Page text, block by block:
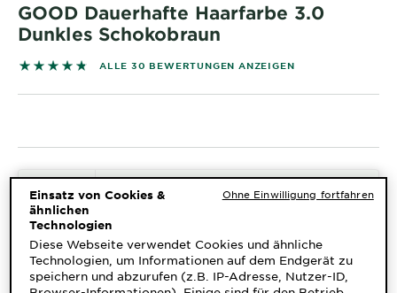
Inhaltsstoffe
Neu!
Gisele
Cruelty Free
International
Eco
Beauty
Score
GOOD Dauerhafte Haarfarbe 3.0
Dunkles Schokobraun
4.7667 out of 5 stars based on reviews
ALLE 30 BEWERTUNGEN ANZEIGEN
KOSTENLOS VIRTUELL
Ähnliche Varianten Ansehen
Einsatz von Cookies &
ähnlichen
Technologien
Diese Webseite verwendet Cookies und ähnliche
Technologien, um Informationen auf dem Endgerät zu
speichern und abzurufen (z.B. IP-Adresse, Nutzer-ID,
Ohne Einwilligung fortfahren